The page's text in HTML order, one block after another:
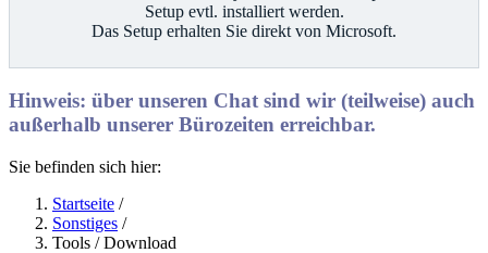
Setup evtl. installiert werden.
Das Setup erhalten Sie direkt von Microsoft.
Hinweis: über unseren Chat sind wir (teilweise) auch
außerhalb unserer Bürozeiten erreichbar.
Sie befinden sich hier:
Startseite /
Sonstiges /
Tools / Download